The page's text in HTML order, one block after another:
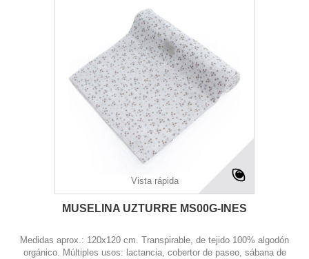
Vista rápida
MUSELINA UZTURRE MS00G-INES
Medidas aprox.: 120x120 cm. Transpirable, de tejido 100% algodón
orgánico. Múltiples usos: lactancia, cobertor de paseo, sábana de